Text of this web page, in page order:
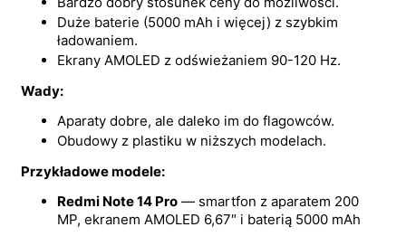
Duże baterie (5000 mAh i więcej) z szybkim
ładowaniem.
Ekrany AMOLED z odświeżaniem 90-120 Hz.
Wady:
Aparaty dobre, ale daleko im do flagowców.
Obudowy z plastiku w niższych modelach.
Przykładowe modele:
Redmi Note 14 Pro — smartfon z aparatem 200
MP, ekranem AMOLED 6,67″ i baterią 5000 mAh